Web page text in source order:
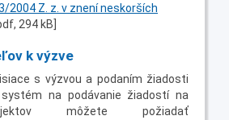
2004 Z. z. v znení neskorších
294 kB]
k výzve
s výzvou a podaním žiadosti
na podávanie žiadostí na
môžete požiadať